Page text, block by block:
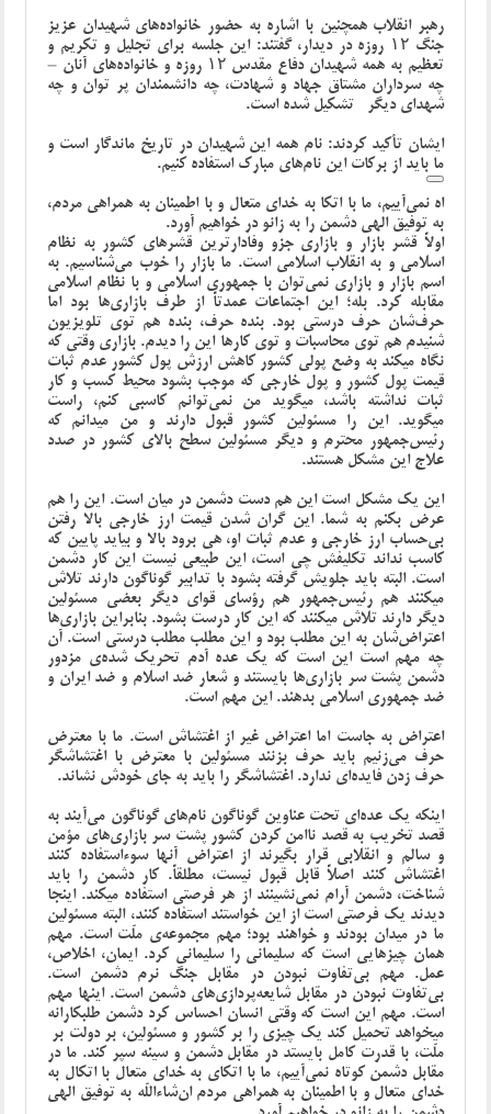
رهبر انقلاب همچنین با اشاره به حضور خانواده‌های شهیدان عزیز
جنگ ۱۲ روزه در دیدار، گفتند: این جلسه برای تجلیل و تکریم و
تعظیم به همه شهیدان دفاع مقدس ۱۲ روزه و خانواده‌های آنان –
چه سرداران مشتاق جهاد و شهادت، چه دانشمندان پر توان و چه
شهدای دیگر- تشکیل شده است.
ایشان تأکید کردند: نام همه این شهیدان در تاریخ ماندگار است و
ما باید از برکات این نام‌های مبارک استفاده کنیم.
اه نمی‌آییم، ما با اتکا به خدای متعال و با اطمینان به همراهی مردم،
به توفیق الهی دشمن را به زانو در خواهیم آورد.
اولاً قشر بازار و بازاری جزو وفادارترین قشرهای کشور به نظام
اسلامی و به انقلاب اسلامی است. ما بازار را خوب می‌شناسیم. به
اسم بازار و بازاری نمی‌توان با جمهوری اسلامی و با نظام اسلامی
مقابله کرد. بله؛ این اجتماعات عمدتاً‌ از طرف بازاری‌ها بود اما
حرف‌شان حرف درستی بود. بنده حرف، بنده هم توی تلویزیون
شنیدم هم توی محاسبات و توی کارها این را دیدم. بازاری وقتی که
نگاه میکند به وضع پولی کشور کاهش ارزش پول کشور عدم ثبات
قیمت پول کشور و پول خارجی که موجب بشود محیط کسب و کار
ثبات نداشته باشد، میگوید من نمی‌توانم کاسبی کنم، راست
میگوید. این را مسئولین کشور قبول دارند و من میدانم که
رئیس‌جمهور محترم و دیگر مسئولین سطح بالای کشور در صدد
علاج این مشکل هستند.
این یک مشکل است این هم دست دشمن در میان است. این را هم
عرض بکنم به شما. این گران شدن قیمت ارز خارجی بالا رفتن
بی‌حساب ارز خارجی و عدم ثبات او، هی برود بالا و بیاید پایین که
کاسب نداند تکلیفش چی است، این طبیعی نیست این کار دشمن
است. البته باید جلویش گرفته بشود با تدابیر گوناگون دارند تلاش
میکنند هم رئیس‌جمهور هم رؤسای قوای دیگر بعضی مسئولین
دیگر دارند تلاش میکنند که این کار درست بشود. بنابراین بازاری‌ها
اعتراض‌شان به این مطلب بود و این مطلب مطلب درستی است. آن
چه مهم است این است که یک عده آدم تحریک شده‌ی مزدور
دشمن پشت سر بازاری‌ها بایستند و شعار ضد اسلام و ضد ایران و
ضد جمهوری اسلامی بدهند. این مهم است.
اعتراض به جاست اما اعتراض غیر از اغتشاش است. ما با معترض
حرف می‌زنیم باید حرف بزنند مسئولین با معترض با اغتشاشگر
حرف زدن فایده‌ای ندارد. اغتشاشگر را باید به جای خودش نشاند.
اینکه یک عده‌ای تحت عناوین گوناگون نام‌های گوناگون می‌آیند به
قصد تخریب به قصد ناامن کردن کشور پشت سر بازاری‌های مؤمن
و سالم و انقلابی قرار بگیرند از اعتراض آنها سوء‌استفاده کنند
اغتشاش کنند اصلاً قابل قبول نیست، مطلقاً. کار دشمن را باید
شناخت، دشمن آرام نمی‌نشینند از هر فرصتی استفاده میکند. اینجا
دیدند یک فرصتی است از این خواستند استفاده کنند، البته مسئولین
ما در میدان بودند و خواهند بود؛ مهم مجموعه‌ی ملّت است. مهم
همان چیزهایی است که سلیمانی را سلیمانی کرد. ایمان، اخلاص،
عمل. مهم بی‌تفاوت نبودن در مقابل جنگ نرم دشمن است.
بی‌تفاوت نبودن در مقابل شایعه‌پردازی‌های دشمن است. اینها مهم
است. مهم این است که وقتی انسان احساس کرد دشمن طلبکارانه
میخواهد تحمیل کند یک چیزی را بر کشور و مسئولین، بر دولت بر
ملّت، با قدرت کامل بایستد در مقابل دشمن و سینه سپر کند. ما در
مقابل دشمن کوتاه نمی‌آییم، ما با اتکای به خدای متعال با اتکال به
خدای متعال و با اطمینان به همراهی مردم ان‌شاء‌اللّه به توفیق الهی